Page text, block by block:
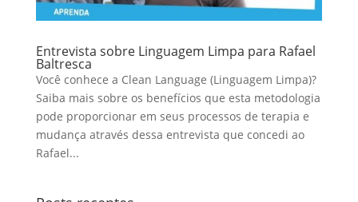
Entrevista sobre Linguagem Limpa para Rafael
Baltresca
Você conhece a Clean Language (Linguagem Limpa)?
Saiba mais sobre os benefícios que esta metodologia
pode proporcionar em seus processos de terapia e
mudança através dessa entrevista que concedi ao
Rafael...